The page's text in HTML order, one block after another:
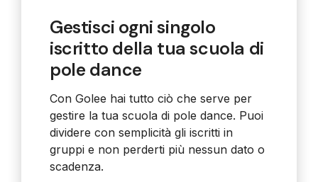
Gestisci ogni singolo
iscritto della tua scuola di
pole dance
Con Golee hai tutto ciò che serve per
gestire la tua scuola di pole dance. Puoi
dividere con semplicità gli iscritti in
gruppi e non perderti più nessun dato o
scadenza.